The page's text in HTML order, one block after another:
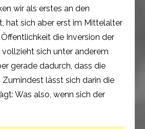
wir als erstes an den
hat sich aber erst im Mittelalter
die Inversion der
sich unter anderem
gerade dadurch, dass die
lässt sich darin die
Was also, wenn sich der